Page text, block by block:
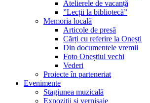
Atelierele de vacanță
”Lecții la bibliotecă”
Memoria locală
Articole de presă
Cărți cu referire la Onești
Din documentele vremii
Foto Oneștiul vechi
Vederi
Proiecte în parteneriat
Evenimente
Stagiunea muzicală
Expoziții și vernisaje